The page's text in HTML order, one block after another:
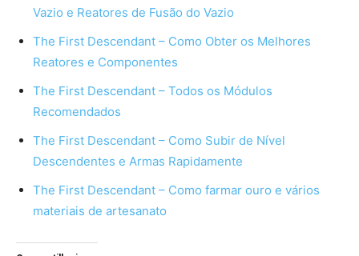
Vazio e Reatores de Fusão do Vazio
The First Descendant – Como Obter os Melhores
Reatores e Componentes
The First Descendant – Todos os Módulos
Recomendados
The First Descendant – Como Subir de Nível
Descendentes e Armas Rapidamente
The First Descendant – Como farmar ouro e vários
materiais de artesanato